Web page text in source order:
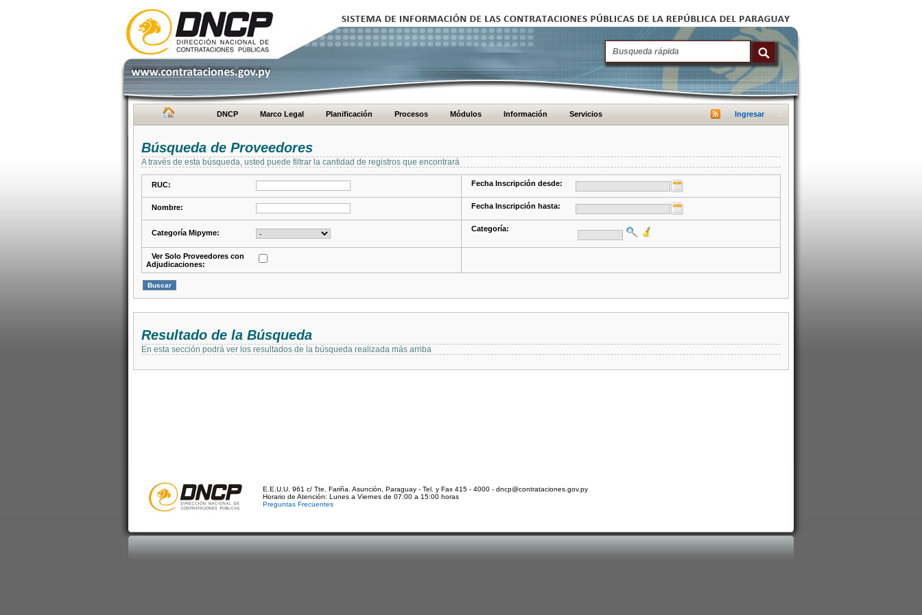
DNCP Marco Legal Planificación Procesos Módulos Información Servicios Ingresar
Búsqueda de Proveedores
A través de esta búsqueda, usted puede filtrar la cantidad de registros que encontrará
RUC: Fecha Inscripción desde:
Nombre: Fecha Inscripción hasta:
Categoría Mipyme: Categoría:
Ver Solo Proveedores con
Adjudicaciones:
Resultado de la Búsqueda
En esta sección podrá ver los resultados de la búsqueda realizada más arriba
E.E.U.U. 961 c/ Tte. Fariña. Asunción, Paraguay - Tel. y Fax 415 - 4000 - dncp@contrataciones.gov.py
Horario de Atención: Lunes a Viernes de 07:00 a 15:00 horas
Preguntas Frecuentes